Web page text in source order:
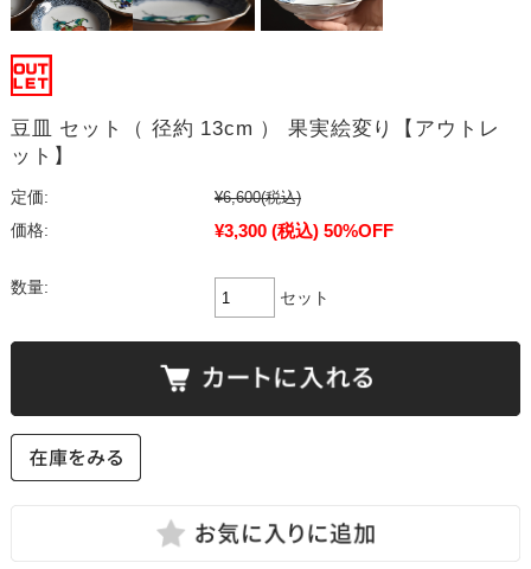
豆皿 セット（ 径約 13cm ） 果実絵変り【アウトレ
ット】
定価: ¥6,600(税込)
価格:
¥3,300 (税込) 50%OFF
数量:
セット